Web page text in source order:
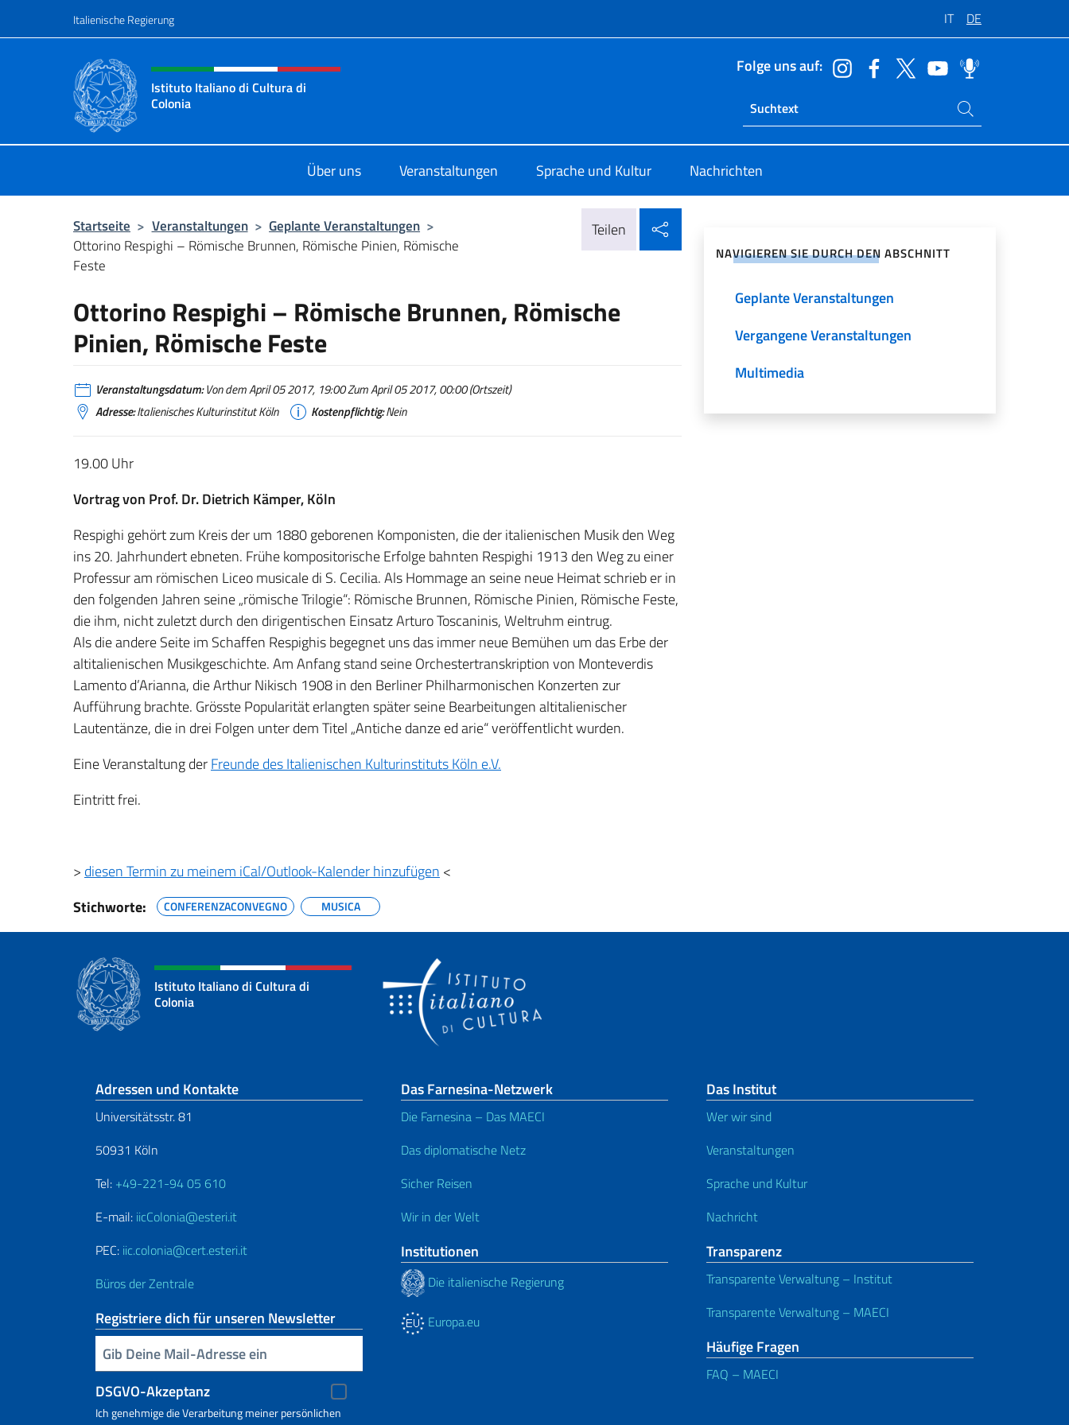
Italienische Regierung IT DE
Header-Site, Social und Menü
Istituto Italiano di Cultura di
Colonia
Folge uns auf:
Ricerca sito live
Suchen Sie auf der Website
Über uns Veranstaltungen Sprache und Kultur Nachrichten
Startseite > Veranstaltungen > Geplante Veranstaltungen >
Ottorino Respighi – Römische Brunnen, Römische Pinien, Römische
Feste
Teilen
Ottorino Respighi – Römische Brunnen, Römische
Pinien, Römische Feste
Veranstaltungsdatum:Von dem April 05 2017, 19:00 Zum April 05 2017, 00:00 (Ortszeit)
Adresse:Italienisches Kulturinstitut Köln Kostenpflichtig:Nein
19.00 Uhr
Vortrag von Prof. Dr. Dietrich Kämper, Köln
Respighi gehört zum Kreis der um 1880 geborenen Komponisten, die der italienischen Musik den Weg
ins 20. Jahrhundert ebneten. Frühe kompositorische Erfolge bahnten Respighi 1913 den Weg zu einer
Professur am römischen Liceo musicale di S. Cecilia. Als Hommage an seine neue Heimat schrieb er in
den folgenden Jahren seine „römische Trilogie“: Römische Brunnen, Römische Pinien, Römische Feste,
die ihm, nicht zuletzt durch den dirigentischen Einsatz Arturo Toscaninis, Weltruhm eintrug.
Als die andere Seite im Schaffen Respighis begegnet uns das immer neue Bemühen um das Erbe der
altitalienischen Musikgeschichte. Am Anfang stand seine Orchestertranskription von Monteverdis
Lamento d’Arianna, die Arthur Nikisch 1908 in den Berliner Philharmonischen Konzerten zur
Aufführung brachte. Grösste Popularität erlangten später seine Bearbeitungen altitalienischer
Lautentänze, die in drei Folgen unter dem Titel „Antiche danze ed arie“ veröffentlicht wurden.
Eine Veranstaltung derFreunde des Italienischen Kulturinstituts Köln e.V.
Eintritt frei.
> diesen Termin zu meinem iCal/Outlook-Kalender hinzufügen <
Stichworte:
CONFERENZACONVEGNO MUSICA
NAVIGIEREN SIE DURCH DEN ABSCHNITT
Geplante Veranstaltungen
Vergangene Veranstaltungen
Multimedia
Istituto Italiano di Cultura di
Colonia
Fußbereich
Adressen und Kontakte
Universitätsstr. 81
50931 Köln
Tel: +49-221-94 05 610
E-mail: iicColonia@esteri.it
PEC: iic.colonia@cert.esteri.it
Büros der Zentrale
Registriere dich für unseren Newsletter
Geben Sie Ihre E-Mail ein
DSGVO-Akzeptanz
Ich genehmige die Verarbeitung meiner persönlichen
Das Farnesina-Netzwerk
Die Farnesina – Das MAECI
Das diplomatische Netz
Sicher Reisen
Wir in der Welt
Institutionen
Die italienische Regierung
Europa.eu
Das Institut
Wer wir sind
Veranstaltungen
Sprache und Kultur
Nachricht
Transparenz
Transparente Verwaltung – Institut
Transparente Verwaltung – MAECI
Häufige Fragen
FAQ – MAECI